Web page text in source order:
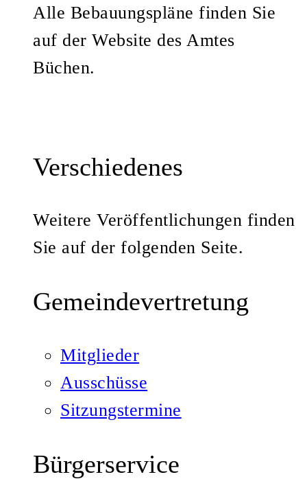
Alle Bebauungspläne finden Sie
auf der Website des Amtes
Büchen.
Verschiedenes
Weitere Veröffentlichungen finden
Sie auf der folgenden Seite.
Gemeindevertretung
Mitglieder
Ausschüsse
Sitzungstermine
Bürgerservice